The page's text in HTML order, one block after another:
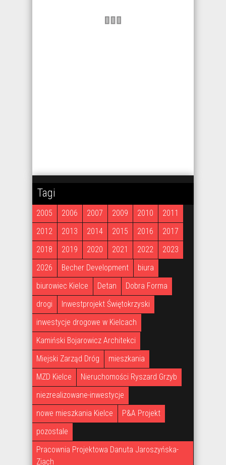
Tagi
2005 2006 2007 2009 2010
2011
2012
2013 2014 2015 2016
2017
2018
2019 2020 2021 2022
2023
2026
Becher Development
biura
biurowiec Kielce
Detan
Dobra Forma
drogi
Inwestprojekt Świętokrzyski
inwestycje drogowe w Kielcach
Kamiński Bojarowicz Architekci
Miejski Zarząd Dróg
mieszkania
MZD Kielce
Nieruchomości Ryszard Grzyb
niezrealizowane-inwestycje
nowe mieszkania Kielce
P&A Projekt
pozostale
Pracownia Projektowa Danuta Jaroszyńska-
Ziach